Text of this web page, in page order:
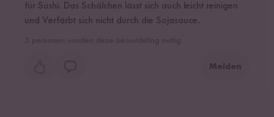
für Sushi. Das Schälchen lässt sich auch leicht reinigen
und Verfärbt sich nicht durch die Sojasauce.
Melden